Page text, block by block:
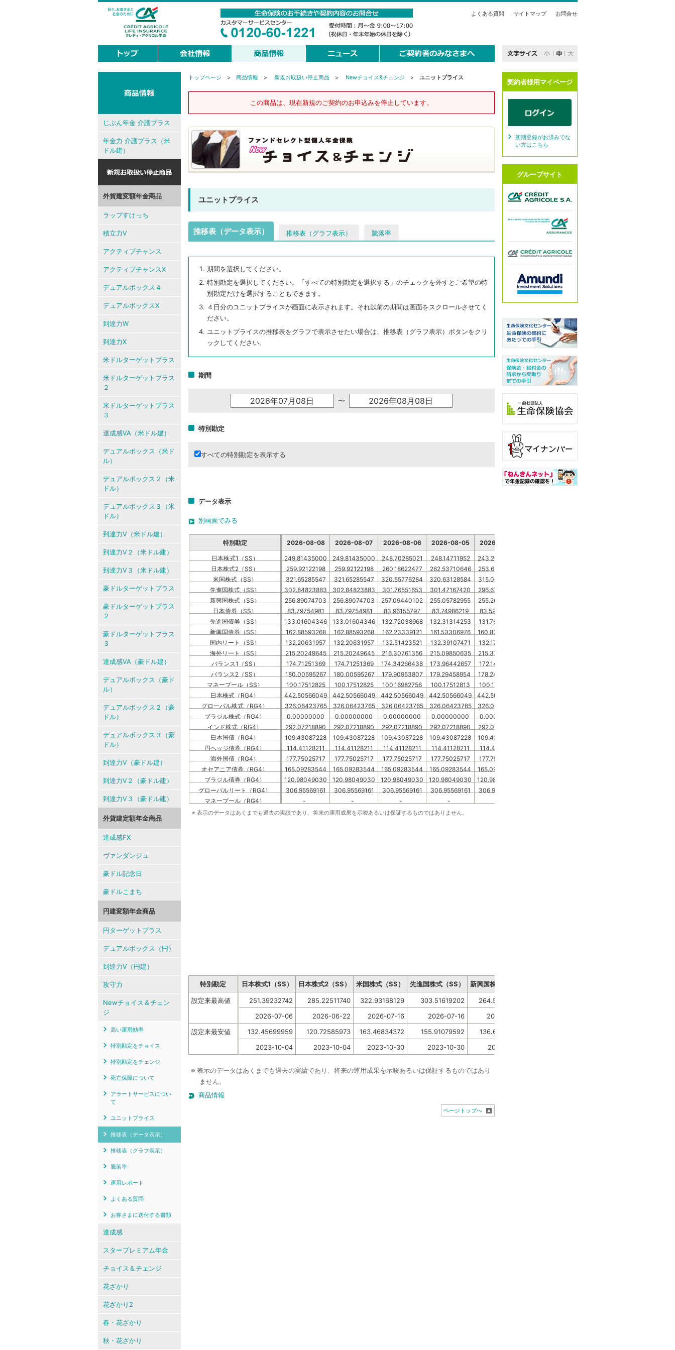
よくある質問 サイトマップ お問合せ
現
トップページ > 商品情報 > 新規お取扱い停止商品> Newチョイス&チェンジ > ユニットプライス
この商品は、現在新規のご契約のお申込みを停止しています。
ユニットプライス
推移表（データ表示） 推移表（グラフ表示） 騰落率
期間を選択してください。
特別勘定を選択してください。「すべての特別勘定を選択する」のチェックを外すとご希望の特
別勘定だけを選択することもできます。
４日分のユニットプライスが画面に表示されます。それ以前の期間は画面をスクロールさせてく
ださい。
ユニットプライスの推移表をグラフで表示させたい場合は、推移表（グラフ表示）ボタンをクリ
ックしてください。
期間
特別勘定
すべての特別勘定を表示する
データ表示
別画面でみる
特別勘定
設定来最高値
設定来最安値
日本株式1（SS） 日本株式2（SS） 米国株式（SS） 先進国株式（SS） 新興国株式（SS）
251.39232742 285.22511740 322.93168129 303.51619202 264.53869434
2026-07-06
2026-06-22 2026-07-16 2026-07-16 2026-06-03
132.45699959
120.72585973 163.46834372 155.91079592 136.68635903
2023-10-04
2023-10-04 2023-10-30 2023-10-30 2023-10-05
※ 表示のデータはあくまでも過去の実績であり、将来の運用成果を示唆あるいは保証するものではあり
ません。
商品情報
ページトップへ
じぶん年金 介護プラス
年金力 介護プラス（米
ドル建）
外貨建変額年金商品
ラップすけっち
積立力V
アクティブチャンス
アクティブチャンスX
デュアルボックス４
デュアルボックスX
到達力W
到達力X
米ドルターゲットプラス
米ドルターゲットプラス
２
米ドルターゲットプラス
３
達成感VA（米ドル建）
デュアルボックス（米ド
ル）
デュアルボックス２（米
ドル）
デュアルボックス３（米
ドル）
到達力V（米ドル建）
到達力V２（米ドル建）
到達力V３（米ドル建）
豪ドルターゲットプラス
豪ドルターゲットプラス
２
豪ドルターゲットプラス
３
達成感VA（豪ドル建）
デュアルボックス（豪ド
ル）
デュアルボックス２（豪
ドル）
デュアルボックス３（豪
ドル）
到達力V（豪ドル建）
到達力V２（豪ドル建）
到達力V３（豪ドル建）
外貨建定額年金商品
達成感FX
ヴァンダンジュ
豪ドル記念日
豪ドルこまち
円建変額年金商品
円ターゲットプラス
デュアルボックス（円）
到達力V（円建）
攻守力
Newチョイス＆チェン
ジ
高い運用効率
特別勘定をチョイス
特別勘定をチェンジ
死亡保障について
アラートサービスについ
て
ユニットプライス
推移表（データ表示）
推移表（グラフ表示）
騰落率
運用レポート
よくある質問
お客さまに送付する書類
達成感
スタープレミアム年金
チョイス＆チェンジ
花ざかり
花ざかり2
春・花ざかり
秋・花ざかり
契約者様用マイページ
初期登録がお済みでな
い方はこちら
グループサイト